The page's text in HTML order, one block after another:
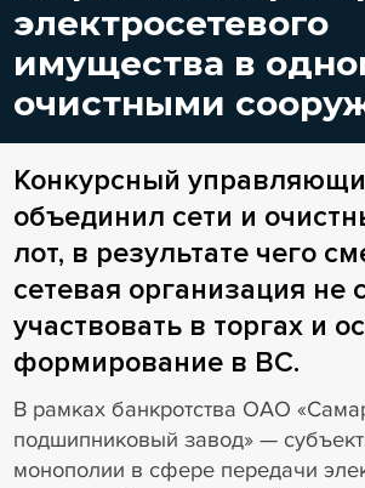
электросетевого
имущества в
очистными
Конкурсный
объединил сети и
лот, в результате чего
сетевая организация не
участвовать в торгах и
формирование в ВС.
В рамках банкротства ОАО
подшипниковый завод» —
монополии в сфере передачи